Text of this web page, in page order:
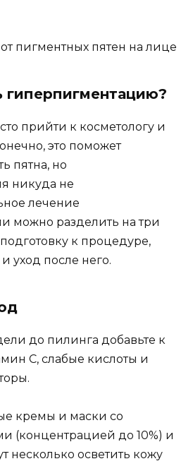
гиперпигментацию?
прийти к косметологу и
это поможет
пятна, но
никуда не
лечение
можно разделить на три
к процедуре,
уход после него.
до пилинга добавьте к
С, слабые кислоты и
кремы и маски со
(концентрацией до 10%) и
несколько осветить кожу